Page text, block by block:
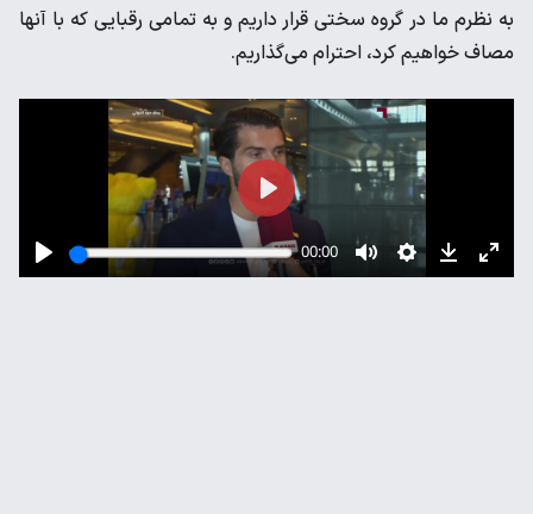
به نظرم ما در گروه سختی قرار داریم و به تمامی رقبایی که با آنها
مصاف خواهیم کرد، احترام می‌گذاریم.